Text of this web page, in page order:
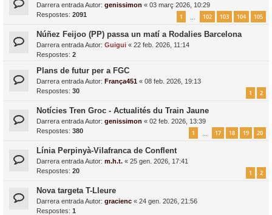
Darrera entrada Autor: genissimon « 03 març 2026, 10:29
Respostes: 2091 1 102 103 104 105
Núñez Feijoo (PP) passa un matí a Rodalies Barcelona
Darrera entrada Autor: Guigui « 22 feb. 2026, 11:14
Respostes: 2
Plans de futur per a FGC
Darrera entrada Autor: França451 « 08 feb. 2026, 19:13
Respostes: 30 1 2
Notícies Tren Groc - Actualités du Train Jaune
Darrera entrada Autor: genissimon « 02 feb. 2026, 13:39
Respostes: 380 1 17 18 19 20
Línia Perpinyà-Vilafranca de Conflent
Darrera entrada Autor: m.h.t. « 25 gen. 2026, 17:41
Respostes: 20 1 2
Nova targeta T-Lleure
Darrera entrada Autor: gracienc « 24 gen. 2026, 21:56
Respostes: 1